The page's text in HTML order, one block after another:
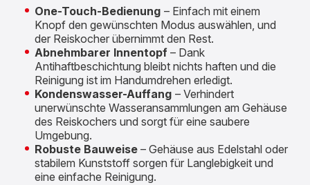
One-Touch-Bedienung – Einfach mit einem
Knopf den gewünschten Modus auswählen, und
der Reiskocher übernimmt den Rest.
Abnehmbarer Innentopf – Dank
Antihaftbeschichtung bleibt nichts haften und die
Reinigung ist im Handumdrehen erledigt.
Kondenswasser-Auffang – Verhindert
unerwünschte Wasseransammlungen am Gehäuse
des Reiskochers und sorgt für eine saubere
Umgebung.
Robuste Bauweise – Gehäuse aus Edelstahl oder
stabilem Kunststoff sorgen für Langlebigkeit und
eine einfache Reinigung.